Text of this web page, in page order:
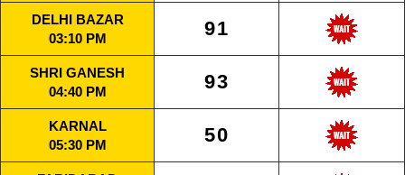
DELHI BAZAR
03:10 PM
91
SHRI GANESH
04:40 PM
93
KARNAL
05:30 PM
50